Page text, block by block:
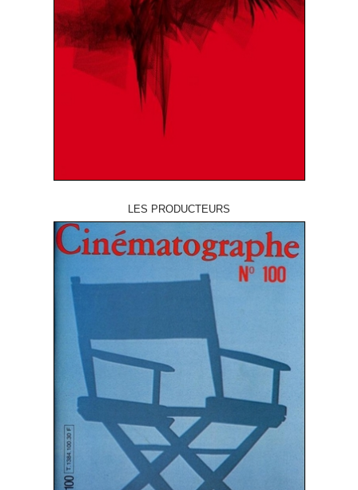
LES PRODUCTEURS